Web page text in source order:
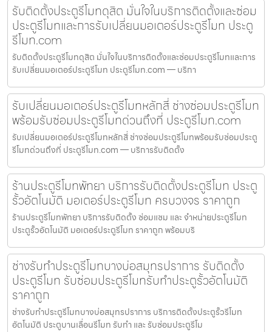
รับติดตั้งประตูรีโมทดุสิต มั่นใจในบริการติดตั้งและซ่อม
ประตูรีโมทและการรับเปลี่ยนมอเตอร์ประตูรีโมท ประตู
รีโมท.com
รับติดตั้งประตูรีโมทดุสิต มั่นใจในบริการติดตั้งและซ่อมประตูรีโมทและการ
รับเปลี่ยนมอเตอร์ประตูรีโมท ประตูรีโมท.com — บริกา
รับเปลี่ยนมอเตอร์ประตูรีโมทหลักสี่ ช่างซ่อมประตูรีโมท
พร้อมรับซ่อมประตูรีโมทด่วนถึงที่ ประตูรีโมท.com
รับเปลี่ยนมอเตอร์ประตูรีโมทหลักสี่ ช่างซ่อมประตูรีโมทพร้อมรับซ่อมประตู
รีโมทด่วนถึงที่ ประตูรีโมท.com — บริการรับติดตั้ง
ร้านประตูรีโมทพัทยา บริการรับติดตั้งประตูรีโมท ประตู
รั้วอัตโนมัติ มอเตอร์ประตูรีโมท ครบวงจร ราคาถูก
ร้านประตูรีโมทพัทยา บริการรับติดตั้ง ซ่อมแซม และ จำหน่ายประตูรีโมท
ประตูรั้วอัตโนมัติ มอเตอร์ประตูรีโมท ราคาถูก พร้อมบริ
ช่างรับทำประตูรีโมทบางบ่อสมุทรปราการ รับติดตั้ง
ประตูรีโมท รับซ่อมประตูรีโมทรับทำประตูรั้วอัตโนมัติ
ราคาถูก
ช่างรับทำประตูรีโมทบางบ่อสมุทรปราการ บริการติดตั้งประตูรั้วรีโมท
อัตโนมัติ ประตูบานเลื่อนรีโมท รับทำ และ รับซ่อมประตูรีโม